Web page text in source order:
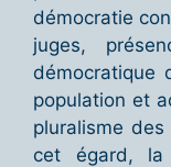
démocratie
juges,
démocratique
population et
pluralisme
cet égard,